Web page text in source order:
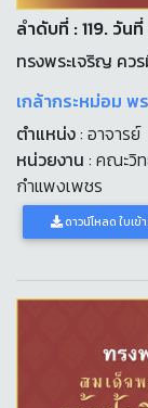
ลำดับที่ : 119. วัน
ทรงพระเจริญ คว
เกล้ากระหม่อม
ตำแหน่ง: อาจารย์
หน่วยงาน : คณะวิ
กำแพงเพชร
ดาวน์โหลด ใบเข้